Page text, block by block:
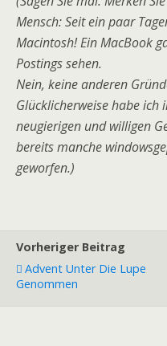
Mensch: Seit ein paar
Macintosh! Ein MacBook
Postings sehen.
Nein, keine anderen
Glücklicherweise habe ich
neugierigen und willigen
bereits manche
geworfen.)
Vorheriger Beitrag
Advent Unter Die Lupe
Genommen